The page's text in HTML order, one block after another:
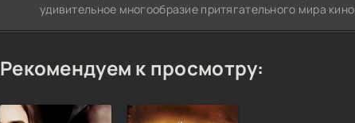
удивительное многообразие притягательного мира кино.
Рекомендуем к просмотру: